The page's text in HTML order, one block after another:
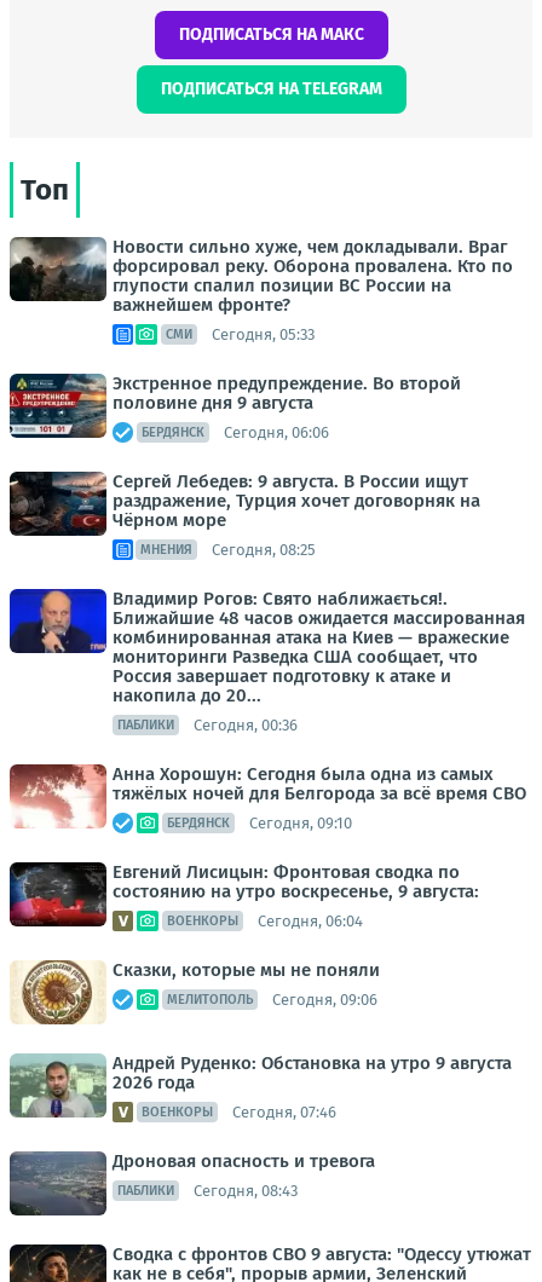
ПОДПИСАТЬСЯ НА МАКС
ПОДПИСАТЬСЯ НА TELEGRAM
Топ
Новости сильно хуже, чем докладывали. Враг
форсировал реку. Оборона провалена. Кто по
глупости спалил позиции ВС России на
важнейшем фронте?
СМИ Сегодня, 05:33
Экстренное предупреждение. Во второй
половине дня 9 августа
БЕРДЯНСК Сегодня, 06:06
Сергей Лебедев: 9 августа. В России ищут
раздражение, Турция хочет договорняк на
Чёрном море
МНЕНИЯ Сегодня, 08:25
Владимир Рогов: Свято наближається!.
Ближайшие 48 часов ожидается массированная
комбинированная атака на Киев — вражеские
мониторинги Разведка США сообщает, что
Россия завершает подготовку к атаке и
накопила до 20...
ПАБЛИКИ Сегодня, 00:36
Анна Хорошун: Сегодня была одна из самых
тяжёлых ночей для Белгорода за всё время СВО
БЕРДЯНСК Сегодня, 09:10
Евгений Лисицын: Фронтовая сводка по
состоянию на утро воскресенье, 9 августа:
ВОЕНКОРЫ Сегодня, 06:04
Сказки, которые мы не поняли
МЕЛИТОПОЛЬ Сегодня, 09:06
Андрей Руденко: Обстановка на утро 9 августа
2026 года
ВОЕНКОРЫ Сегодня, 07:46
Дроновая опасность и тревога
ПАБЛИКИ Сегодня, 08:43
Сводка с фронтов СВО 9 августа: "Одессу утюжат
как не в себя", прорыв армии, Зеленский